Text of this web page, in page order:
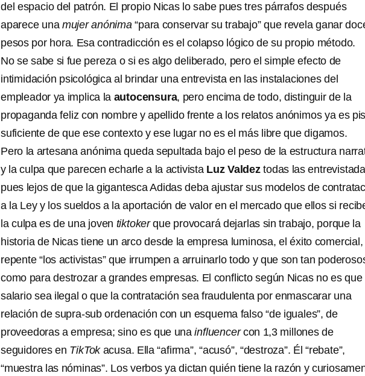
del espacio del patrón. El propio Nicas lo sabe pues tres párrafos después
aparece una mujer anónima“para conservar su trabajo” que revela ganar
pesos por hora. Esa contradicción es el colapso lógico de su propio método.
No se sabe si fue pereza o si es algo deliberado, pero el simple efecto de
intimidación psicológica al brindar una entrevista en las instalaciones del
empleador ya implica la autocensura, pero encima de todo, distinguir de la
propaganda feliz con nombre y apellido frente a los relatos anónimos ya es
suficiente de que ese contexto y ese lugar no es el más libre que digamos.
Pero la artesana anónima queda sepultada bajo el peso de la estructura
y la culpa que parecen echarle a la activista Luz Valdeztodas las
pues lejos de que la gigantesca Adidas deba ajustar sus modelos de
a la Ley y los sueldos a la aportación de valor en el mercado que ellos si
la culpa es de una joven tiktokerque provocará dejarlas sin trabajo, porque la
historia de Nicas tiene un arco desde la empresa luminosa, el éxito
repente “los activistas” que irrumpen a arruinarlo todo y que son tan
como para destrozar a grandes empresas. El conflicto según Nicas no es que
salario sea ilegal o que la contratación sea fraudulenta por enmascarar una
relación de supra-sub ordenación con un esquema falso “de iguales”, de
proveedoras a empresa; sino es que unainfluencercon 1,3 millones de
seguidores en TikTokacusa. Ella “afirma”, “acusó”, “destroza”. Él “rebate”,
“muestra las nóminas”. Los verbos ya dictan quién tiene la razón y